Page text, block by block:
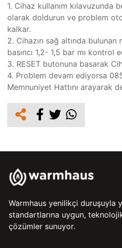
1. Cihaz kullanım kılavuzunda
olarak doldurun ve problem
kalkar.
2. Cihazın sağ altında
basıncı 1,2- 1,5 bar mı kontrol
3. RESET butonuna basarak
4. Problem devam ediyorsa
Memnuniyet Hattını arayarak
Warmhaus yenilikçi duruşuyla
standartlarına uygun,
çözümler sunuyor.